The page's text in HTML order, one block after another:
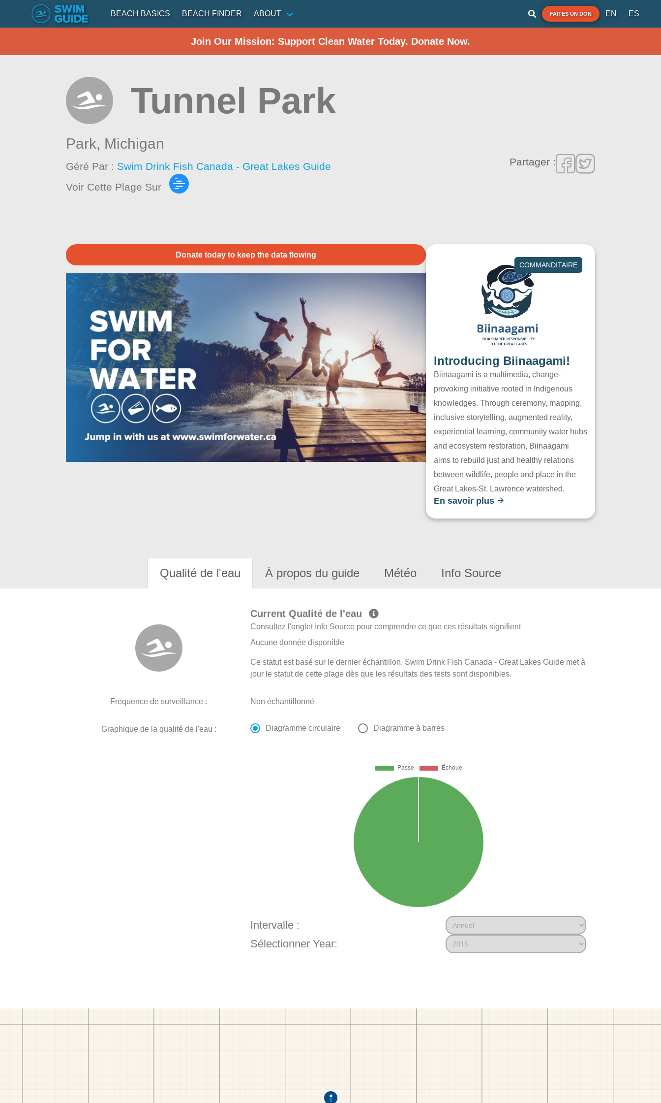
BEACH BASICS BEACH FINDER ABOUT FAITES UN DON EN ES
Join Our Mission: Support Clean Water Today. Donate Now.
Tunnel Park
Park, Michigan
Géré Par : Swim Drink Fish Canada - Great Lakes Guide
Voir Cette Plage Sur
Partager :
Donate today to keep the data flowing
COMMANDITAIRE
Introducing Biinaagami!
Biinaagami is a multimedia, change-
provoking initiative rooted in Indigenous
knowledges. Through ceremony, mapping,
inclusive storytelling, augmented reality,
experiential learning, community water hubs
and ecosystem restoration, Biinaagami
aims to rebuild just and healthy relations
between wildlife, people and place in the
Great Lakes-St. Lawrence watershed.
En savoir plus
Qualité de l'eau À propos du guide Météo Info Source
Current Qualité de l'eau
Consultez l'onglet Info Source pour comprendre ce que ces résultats signifient
Aucune donnée disponible
Ce statut est basé sur le dernier échantillon. Swim Drink Fish Canada - Great Lakes Guide met à
jour le statut de cette plage dès que les résultats des tests sont disponibles.
Fréquence de surveillance : Non échantillonné
Graphique de la qualité de l'eau : Diagramme circulaire Diagramme à barres
Intervalle :
Sélectionner Year: